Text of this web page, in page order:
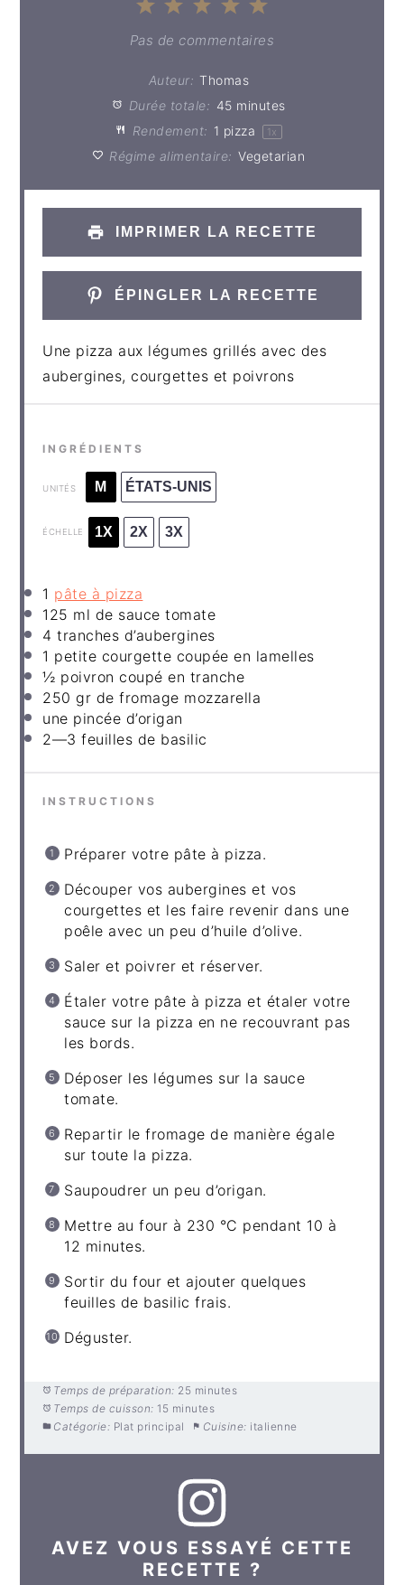
5
Étoiles
4
Étoiles
3
Étoiles
2
Étoiles
1
Étoile
Pas de commentaires
Auteur: Thomas
Durée totale: 45 minutes
Rendement: 1 pizza 1 x
Régime alimentaire: Vegetarian
IMPRIMER LA RECETTE
ÉPINGLER LA RECETTE
Une pizza aux légumes grillés avec des
aubergines, courgettes et poivrons
INGRÉDIENTS
UNITÉS M ÉTATS-UNIS
ÉCHELLE 1X 2X 3X
1 pâte à pizza
125 ml de sauce tomate
4 tranches d’aubergines
1 petite courgette coupée en lamelles
½ poivron coupé en tranche
250 gr de fromage mozzarella
une pincée d’origan
2—3 feuilles de basilic
INSTRUCTIONS
Préparer votre pâte à pizza.
Découper vos aubergines et vos
courgettes et les faire revenir dans une
poêle avec un peu d’huile d’olive.
Saler et poivrer et réserver.
Étaler votre pâte à pizza et étaler votre
sauce sur la pizza en ne recouvrant pas
les bords.
Déposer les légumes sur la sauce
tomate.
Repartir le fromage de manière égale
sur toute la pizza.
Saupoudrer un peu d’origan.
Mettre au four à 230 °C pendant 10 à
12 minutes.
Sortir du four et ajouter quelques
feuilles de basilic frais.
Déguster.
Temps de préparation: 25 minutes
Temps de cuisson: 15 minutes
Catégorie: Plat principal Cuisine: italienne
AVEZ VOUS ESSAYÉ CETTE
RECETTE ?